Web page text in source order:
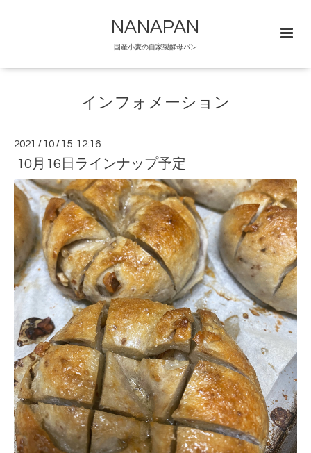
NANAPAN
国産小麦の自家製酵母パン
インフォメーション
2021 / 10 / 15 12:16
10月16日ラインナップ予定